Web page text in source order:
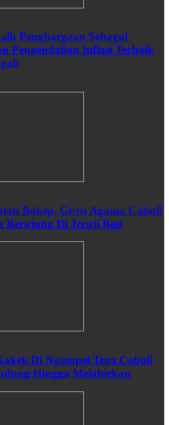
Penghargaan Sebagai
Pengendalian Inflasi Terbaik
Bokep, Guru Agama Cabuli
Berujung Di Jeruji Besi
Di Ngampel Tega Cabuli
Hingga Melahirkan